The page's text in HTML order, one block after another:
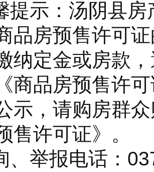
提示：汤阴县
品房预售许可
纳定金或房款
商品房预售许
示，请购房群
售许可证》。
、举报电话：